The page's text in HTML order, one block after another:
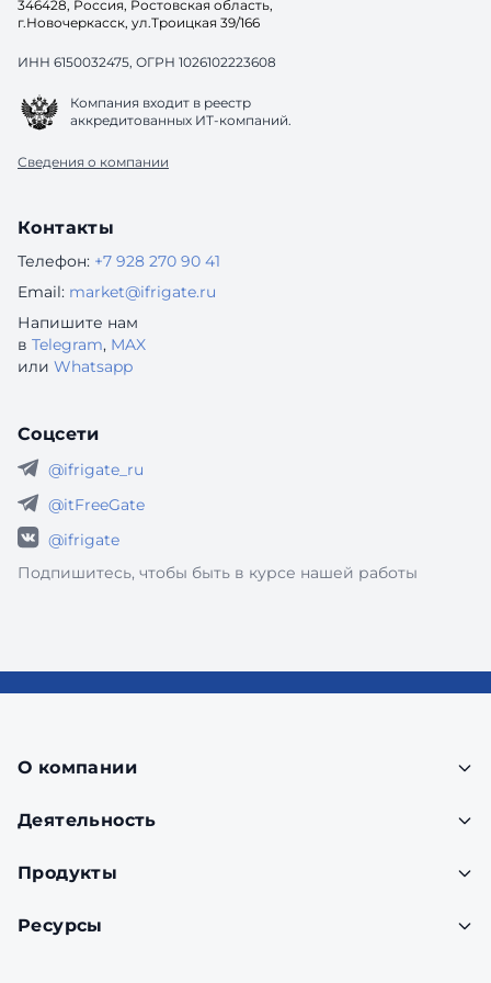
346428, Россия, Ростовская область,
г.Новочеркасск, ул.Троицкая 39/166
ИНН 6150032475, ОГРН 1026102223608
Компания входит в реестр
аккредитованных ИТ-компаний.
Сведения о компании
Контакты
Телефон: +7 928 270 90 41
Email: market@ifrigate.ru
Напишите нам
в Telegram, MAX
или Whatsapp
Соцсети
@ifrigate_ru
@itFreeGate
@ifrigate
Подпишитесь, чтобы быть в курсе нашей работы
О компании
Деятельность
Продукты
Ресурсы